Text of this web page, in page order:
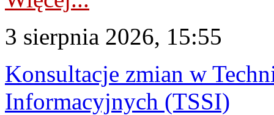
3 sierpnia 2026, 15:55
Konsultacje zmian w
Informacyjnych (TSSI)